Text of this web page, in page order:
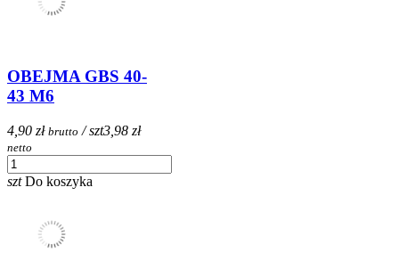
OBEJMA GBS 40-
43 M6
4,90 zł brutto / szt3,98 zł
netto
szt Do koszyka